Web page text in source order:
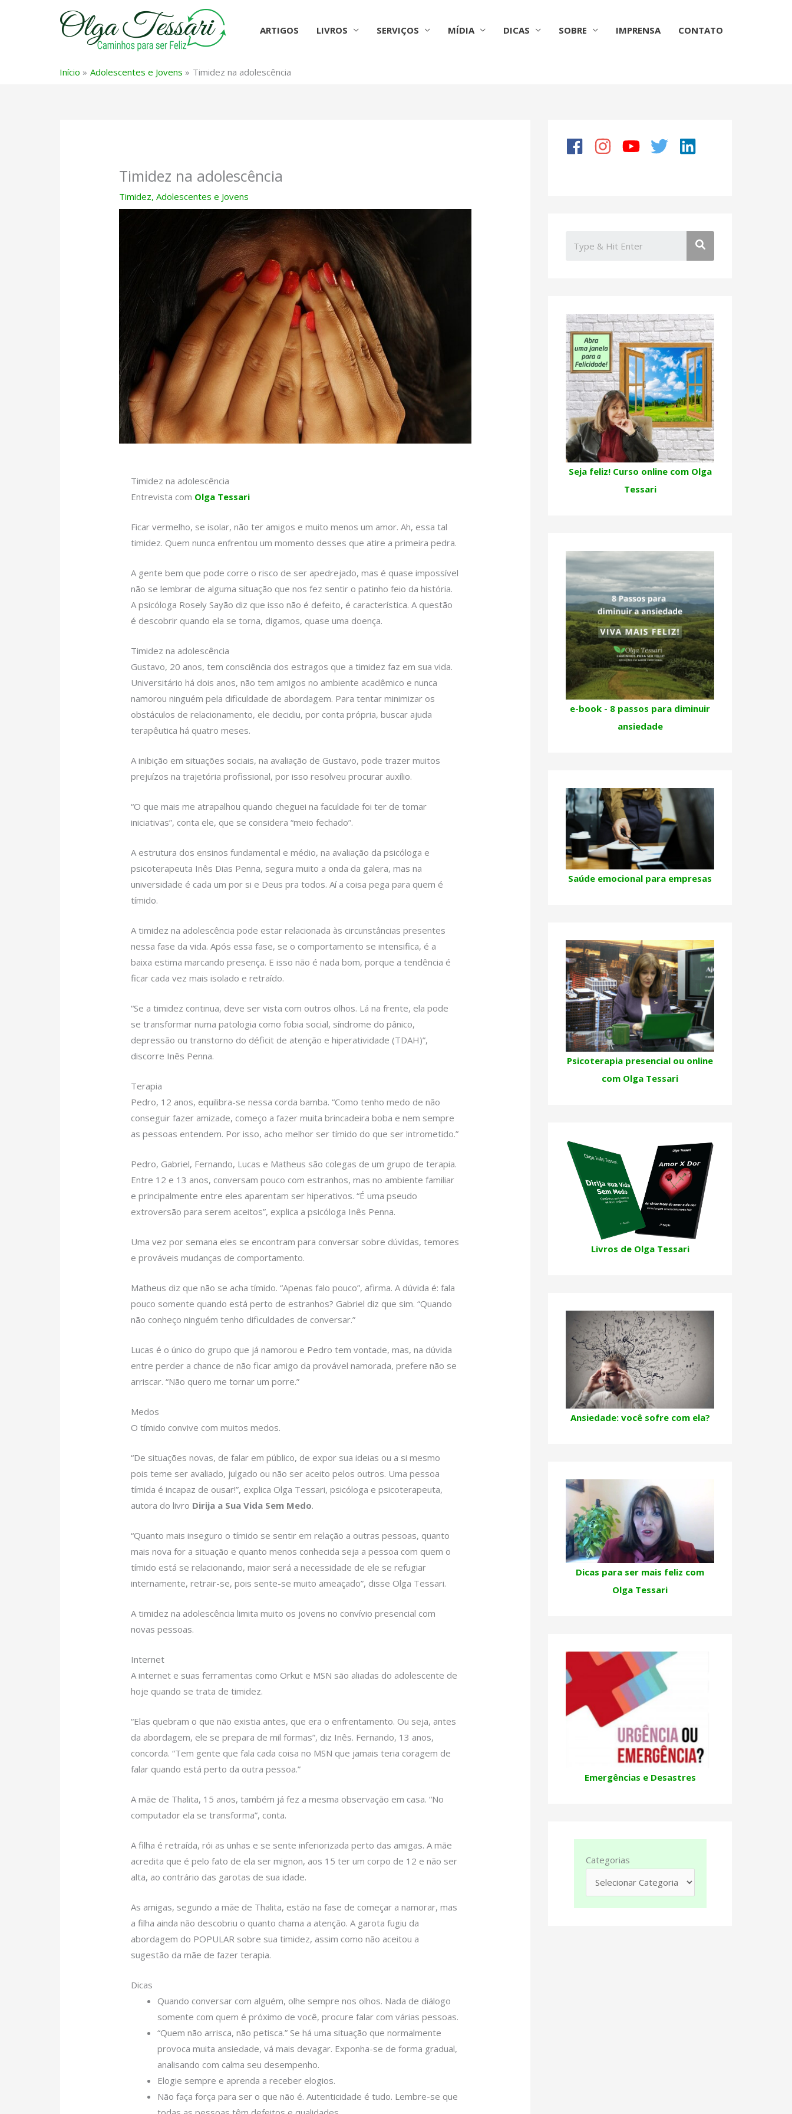
ARTIGOS LIVROS SERVIÇOS MÍDIA DICAS SOBRE IMPRENSA CONTATO
Início Adolescentes e Jovens Timidez na adolescência
Timidez na adolescência
Timidez,Adolescentes e Jovens
Timidez na adolescência
Entrevista com Olga Tessari
Ficar vermelho, se isolar, não ter amigos e muito menos um amor. Ah, essa tal
timidez. Quem nunca enfrentou um momento desses que atire a primeira pedra.
A gente bem que pode corre o risco de ser apedrejado, mas é quase impossível
não se lembrar de alguma situação que nos fez sentir o patinho feio da história.
A psicóloga Rosely Sayão diz que isso não é defeito, é característica. A questão
é descobrir quando ela se torna, digamos, quase uma doença.
Timidez na adolescência
Gustavo, 20 anos, tem consciência dos estragos que a timidez faz em sua vida.
Universitário há dois anos, não tem amigos no ambiente acadêmico e nunca
namorou ninguém pela dificuldade de abordagem. Para tentar minimizar os
obstáculos de relacionamento, ele decidiu, por conta própria, buscar ajuda
terapêutica há quatro meses.
A inibição em situações sociais, na avaliação de Gustavo, pode trazer muitos
prejuízos na trajetória profissional, por isso resolveu procurar auxílio.
“O que mais me atrapalhou quando cheguei na faculdade foi ter de tomar
iniciativas”, conta ele, que se considera “meio fechado”.
A estrutura dos ensinos fundamental e médio, na avaliação da psicóloga e
psicoterapeuta Inês Dias Penna, segura muito a onda da galera, mas na
universidade é cada um por si e Deus pra todos. Aí a coisa pega para quem é
tímido.
A timidez na adolescência pode estar relacionada às circunstâncias presentes
nessa fase da vida. Após essa fase, se o comportamento se intensifica, é a
baixa estima marcando presença. E isso não é nada bom, porque a tendência é
ficar cada vez mais isolado e retraído.
“Se a timidez continua, deve ser vista com outros olhos. Lá na frente, ela pode
se transformar numa patologia como fobia social, síndrome do pânico,
depressão ou transtorno do déficit de atenção e hiperatividade (TDAH)”,
discorre Inês Penna.
Terapia
Pedro, 12 anos, equilibra-se nessa corda bamba. “Como tenho medo de não
conseguir fazer amizade, começo a fazer muita brincadeira boba e nem sempre
as pessoas entendem. Por isso, acho melhor ser tímido do que ser intrometido.”
Pedro, Gabriel, Fernando, Lucas e Matheus são colegas de um grupo de terapia.
Entre 12 e 13 anos, conversam pouco com estranhos, mas no ambiente familiar
e principalmente entre eles aparentam ser hiperativos. “É uma pseudo
extroversão para serem aceitos”, explica a psicóloga Inês Penna.
Uma vez por semana eles se encontram para conversar sobre dúvidas, temores
e prováveis mudanças de comportamento.
Matheus diz que não se acha tímido. “Apenas falo pouco”, afirma. A dúvida é: fala
pouco somente quando está perto de estranhos? Gabriel diz que sim. “Quando
não conheço ninguém tenho dificuldades de conversar.”
Lucas é o único do grupo que já namorou e Pedro tem vontade, mas, na dúvida
entre perder a chance de não ficar amigo da provável namorada, prefere não se
arriscar. “Não quero me tornar um porre.”
Medos
O tímido convive com muitos medos.
“De situações novas, de falar em público, de expor sua ideias ou a si mesmo
pois teme ser avaliado, julgado ou não ser aceito pelos outros. Uma pessoa
tímida é incapaz de ousar!”, explica Olga Tessari, psicóloga e psicoterapeuta,
autora do livro Dirija a Sua Vida Sem Medo.
“Quanto mais inseguro o tímido se sentir em relação a outras pessoas, quanto
mais nova for a situação e quanto menos conhecida seja a pessoa com quem o
tímido está se relacionando, maior será a necessidade de ele se refugiar
internamente, retrair-se, pois sente-se muito ameaçado”, disse Olga Tessari.
A timidez na adolescência limita muito os jovens no convívio presencial com
novas pessoas.
Internet
A internet e suas ferramentas como Orkut e MSN são aliadas do adolescente de
hoje quando se trata de timidez.
“Elas quebram o que não existia antes, que era o enfrentamento. Ou seja, antes
da abordagem, ele se prepara de mil formas”, diz Inês. Fernando, 13 anos,
concorda. “Tem gente que fala cada coisa no MSN que jamais teria coragem de
falar quando está perto da outra pessoa.”
A mãe de Thalita, 15 anos, também já fez a mesma observação em casa. “No
computador ela se transforma”, conta.
A filha é retraída, rói as unhas e se sente inferiorizada perto das amigas. A mãe
acredita que é pelo fato de ela ser mignon, aos 15 ter um corpo de 12 e não ser
alta, ao contrário das garotas de sua idade.
As amigas, segundo a mãe de Thalita, estão na fase de começar a namorar, mas
a filha ainda não descobriu o quanto chama a atenção. A garota fugiu da
abordagem do POPULAR sobre sua timidez, assim como não aceitou a
sugestão da mãe de fazer terapia.
Dicas
Quando conversar com alguém, olhe sempre nos olhos. Nada de diálogo
somente com quem é próximo de você, procure falar com várias pessoas.
“Quem não arrisca, não petisca.” Se há uma situação que normalmente
provoca muita ansiedade, vá mais devagar. Exponha-se de forma gradual,
analisando com calma seu desempenho.
Elogie sempre e aprenda a receber elogios.
Não faça força para ser o que não é. Autenticidade é tudo. Lembre-se que
Seja feliz! Curso online com Olga
Tessari
e-book - 8 passos para diminuir
ansiedade
Saúde emocional para empresas
Psicoterapia presencial ou online
com Olga Tessari
Livros de Olga Tessari
Ansiedade: você sofre com ela?
Dicas para ser mais feliz com
Olga Tessari
Emergências e Desastres
Categorias